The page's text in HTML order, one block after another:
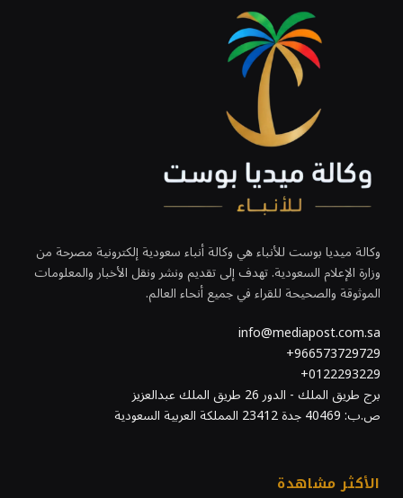
وكالة ميديا بوست للأنباء هي وكالة أنباء سعودية إلكترونية مصرحة من
وزارة الإعلام السعودية. تهدف إلى تقديم ونشر ونقل الأخبار والمعلومات
الموثوقة والصحيحة للقراء في جميع أنحاء العالم.
info@mediapost.com.sa
966573729729+
0122293229+
برج طريق الملك - الدور 26 طريق الملك عبدالعزيز
ص.ب: 40469 جدة 23412 المملكة العربية السعودية
الأكثر مشاهدة